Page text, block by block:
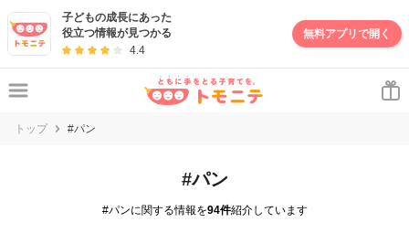
子どもの成長にあった
役立つ情報が見つかる
4.4
無料アプリで開く
トップ #パン
#パン
#パンに関する情報を94件紹介しています